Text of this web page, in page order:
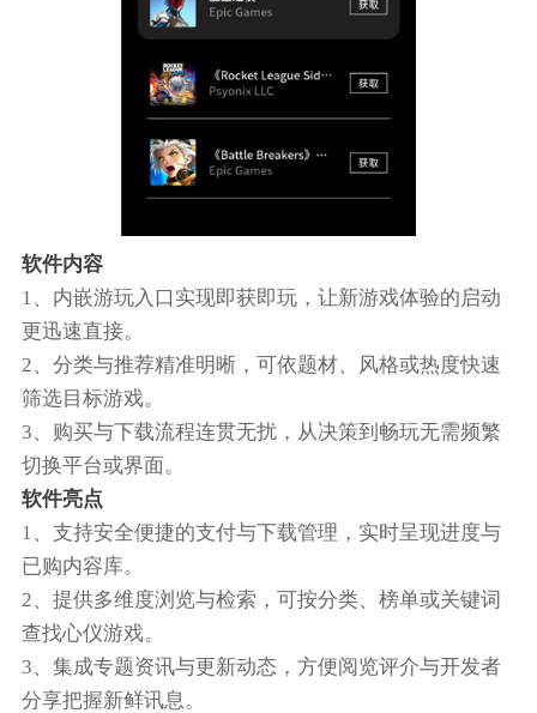
软件内容
1、内嵌游玩入口实现即获即玩，让新游戏体验的启动
更迅速直接。
2、分类与推荐精准明晰，可依题材、风格或热度快速
筛选目标游戏。
3、购买与下载流程连贯无扰，从决策到畅玩无需频繁
切换平台或界面。
软件亮点
1、支持安全便捷的支付与下载管理，实时呈现进度与
已购内容库。
2、提供多维度浏览与检索，可按分类、榜单或关键词
查找心仪游戏。
3、集成专题资讯与更新动态，方便阅览评介与开发者
分享把握新鲜讯息。